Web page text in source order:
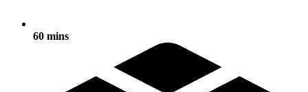
60 mins